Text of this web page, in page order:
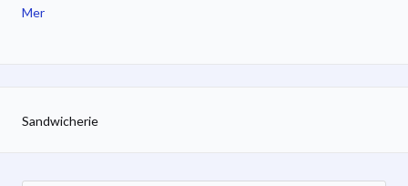
Mer
Sandwicherie